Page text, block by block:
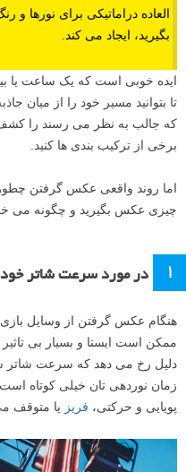
العاده دراماتیکی برای نورها
بگیرید، ایجاد می کند.
ایده خوبی است که یک ساعت یا
تا بتوانید مسیر خود را از میان
که جالب به نظر می رسند را کشف
برخی از ترکیب بندی ها کنید.
اما روند واقعی عکس گرفتن
چیزی عکس بگیرید و چگونه می
۱ در مورد سرعت شاتر
هنگام عکس گرفتن از وسایل
ممکن است ایستا و بسیار بی تاثیر
دلیل رخ می دهد که سرعت شاتر
زمان نوردهی تان خیلی کوتاه
پویایی و حرکتی، فریز یا متوقف